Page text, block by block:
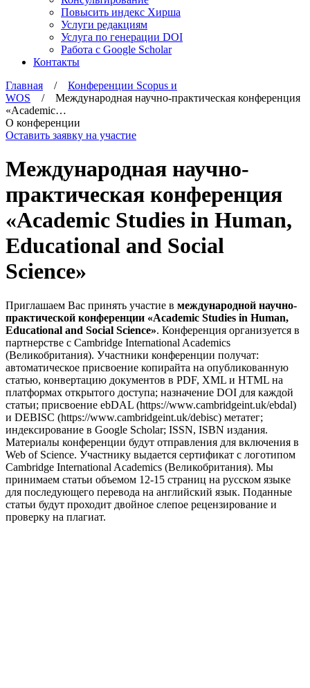
Повысить индекс Хирша
Услуги редакциям
Услуга по генерации DOI
Работа с Google Scholar
Контакты
Главная / Конференции Scopus и
WOS / Международная научно-практическая конференция
«Academic…
О конференции
Оставить заявку на участие
Международная научно-
практическая конференция
«Academic Studies in Human,
Educational and Social
Science»
Приглашаем Вас принять участие в международной научно-
практической конференции «Academic Studies in Human,
Educational and Social Science». Конференция организуется в
партнерстве с Cambridge International Academics
(Великобритания). Участники конференции получат:
автоматическое присвоение копирайта на опубликованную
статью, конвертацию документов в PDF, XML и HTML на
платформах открытого доступа; назначение DOI для каждой
статьи; присвоение ebDAL (https://www.cambridgeint.uk/ebdal)
и DEBISC (https://www.cambridgeint.uk/debisc) метатег;
индексирование в Google Scholar; ISSN, ISBN издания.
Материалы конференции будут отправления для включения в
Web of Science. Участнику выдается сертификат с логотипом
Cambridge International Academics (Великобритания). Мы
принимаем статьи объемом 12-15 страниц на русском языке
для последующего перевода на английский язык. Поданные
статьи будут проходит двойное слепое рецензирование и
проверку на плагиат.